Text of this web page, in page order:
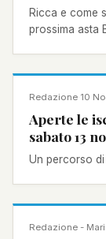
Ricca e come
prossima asta
EVENTI
Redazione·10
Aperte le
sabato 13
Un percorso
NOTIZIA
Redazione -